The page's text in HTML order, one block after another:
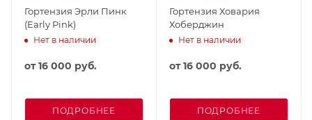
Гортензия Эрли Пинк
(Early Pink)
Нет в наличии
от16 000 руб.
ПОДРОБНЕЕ
Гортензия Ховария
Хоберджин
Нет в наличии
от16 000 руб.
ПОДРОБНЕЕ